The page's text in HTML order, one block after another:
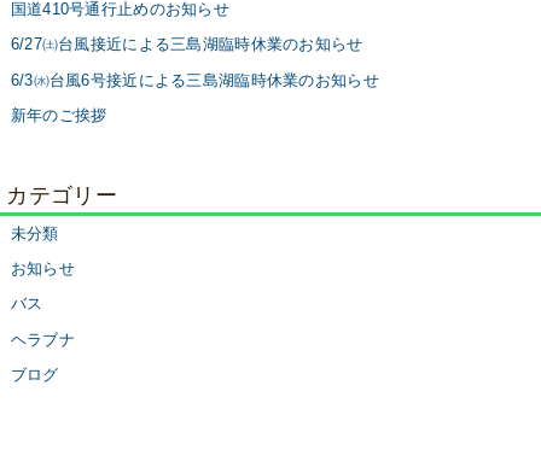
国道410号通行止めのお知らせ
6/27㈯台風接近による三島湖臨時休業のお知らせ
6/3㈬台風6号接近による三島湖臨時休業のお知らせ
新年のご挨拶
カテゴリー
未分類
お知らせ
バス
ヘラブナ
ブログ